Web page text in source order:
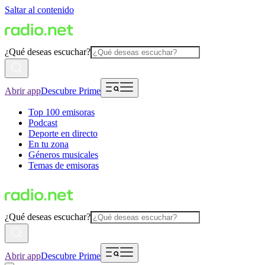
Saltar al contenido
¿Qué deseas escuchar?
Abrir appDescubre Prime
Top 100 emisoras
Podcast
Deporte en directo
En tu zona
Géneros musicales
Temas de emisoras
¿Qué deseas escuchar?
Abrir appDescubre Prime